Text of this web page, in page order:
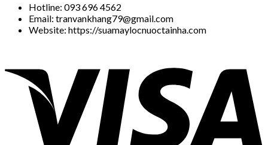
Hotline: 093 696 4562
Email: tranvankhang79@gmail.com
Website: https://suamaylocnuoctainha.com